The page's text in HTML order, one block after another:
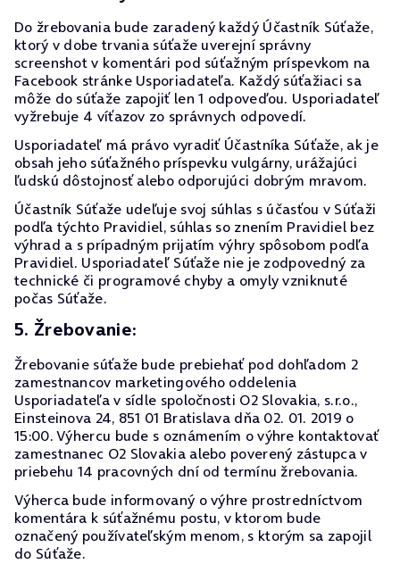
Do žrebovania bude zaradený každý Účastník Súťaže,
ktorý v dobe trvania súťaže uverejní správny
screenshot v komentári pod súťažným príspevkom na
Facebook stránke Usporiadateľa. Každý súťažiaci sa
môže do súťaže zapojiť len 1 odpoveďou. Usporiadateľ
vyžrebuje 4 víťazov zo správnych odpovedí.
Usporiadateľ má právo vyradiť Účastníka Súťaže, ak je
obsah jeho súťažného príspevku vulgárny, urážajúci
ľudskú dôstojnosť alebo odporujúci dobrým mravom.
Účastník Súťaže udeľuje svoj súhlas s účasťou v Súťaži
podľa týchto Pravidiel, súhlas so znením Pravidiel bez
výhrad a s prípadným prijatím výhry spôsobom podľa
Pravidiel. Usporiadateľ Súťaže nie je zodpovedný za
technické či programové chyby a omyly vzniknuté
počas Súťaže.
5. Žrebovanie:
Žrebovanie súťaže bude prebiehať pod dohľadom 2
zamestnancov marketingového oddelenia
Usporiadateľa v sídle spoločnosti O2 Slovakia, s.r.o.,
Einsteinova 24, 851 01 Bratislava dňa 02. 01. 2019 o
15:00. Výhercu bude s oznámením o výhre kontaktovať
zamestnanec O2 Slovakia alebo poverený zástupca v
priebehu 14 pracovných dní od termínu žrebovania.
Výherca bude informovaný o výhre prostredníctvom
komentára k súťažnému postu, v ktorom bude
označený používateľským menom, s ktorým sa zapojil
do Súťaže.